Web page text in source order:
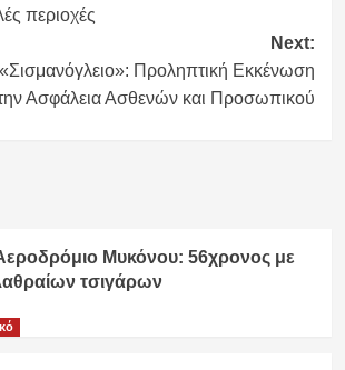
περιοχές
Next:
Προληπτική Εκκένωση
Ασφάλεια Ασθενών και Προσωπικού
Μυκόνου: 56χρονος με
τσιγάρων